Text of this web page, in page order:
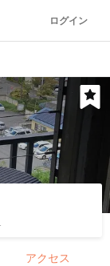
ログイン
アクセス